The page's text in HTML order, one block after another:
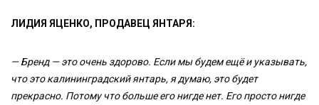
ЛИДИЯ ЯЦЕНКО, ПРОДАВЕЦ ЯНТАРЯ:
— Бренд — это очень здорово. Если мы будем ещё и указывать,
что это калининградский янтарь, я думаю, это будет
прекрасно. Потому что больше его нигде нет. Его просто нигде